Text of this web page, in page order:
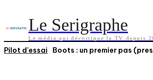
Le Serigraphe
Le média qui décortique la TV depuis
Pilot d'essai Boots : un premier pas